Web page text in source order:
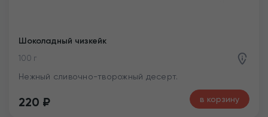
Шоколадный чизкейк
100 г
Нежный сливочно-творожный десерт.
220 ₽ в корзину